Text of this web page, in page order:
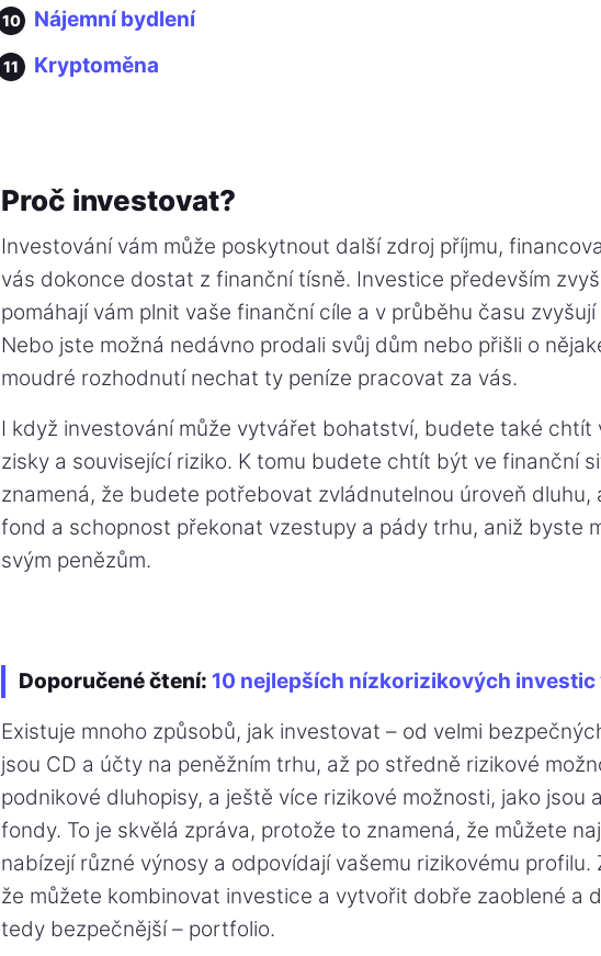
Nájemní bydlení
Kryptoměna
Proč investovat?
Investování vám může poskytnout další zdroj příjmu,
vás dokonce dostat z finanční tísně. Investice především
pomáhají vám plnit vaše finanční cíle a v průběhu času zvyšují
Nebo jste možná nedávno prodali svůj dům nebo přišli o
moudré rozhodnutí nechat ty peníze pracovat za vás.
I když investování může vytvářet bohatství, budete také chtít
zisky a související riziko. K tomu budete chtít být ve finanční
znamená, že budete potřebovat zvládnutelnou úroveň dluhu,
fond a schopnost překonat vzestupy a pády trhu, aniž byste
svým penězům.
Doporučené čtení: 10 nejlepších nízkorizikových investic
Existuje mnoho způsobů, jak investovat – od velmi
jsou CD a účty na peněžním trhu, až po středně rizikové
podnikové dluhopisy, a ještě více rizikové možnosti, jako jsou
fondy. To je skvělá zpráva, protože to znamená, že můžete
nabízejí různé výnosy a odpovídají vašemu rizikovému profilu.
že můžete kombinovat investice a vytvořit dobře zaoblené a
tedy bezpečnější – portfolio.